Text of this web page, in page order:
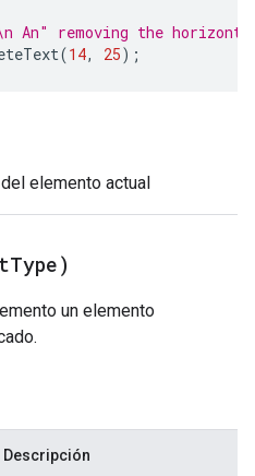
An" removing the
(14, 25);
elemento actual
Type)
un elemento
Descripción